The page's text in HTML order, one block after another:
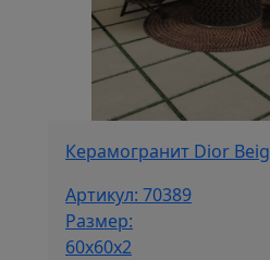
Керамогранит Dior
Артикул: 70389
Размер:
60x60x2